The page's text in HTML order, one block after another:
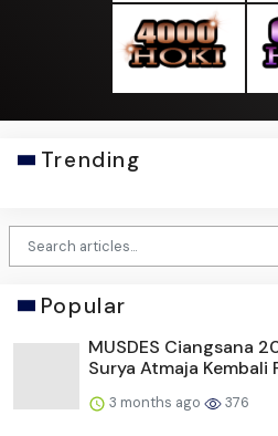
Trending
Popular
MUSDES Ciangsana
Surya Atmaja Kembali
3 months ago 376